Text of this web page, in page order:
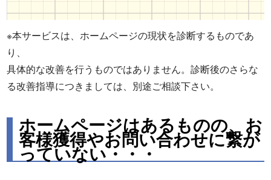
※本サービスは、ホームページの現状を診断するものであ
り、
具体的な改善を行うものではありません。診断後のさらな
る改善指導につきましては、別途ご相談下さい。
ホームページはあるものの、お
客様獲得やお問い合わせに繋が
っていない・・・